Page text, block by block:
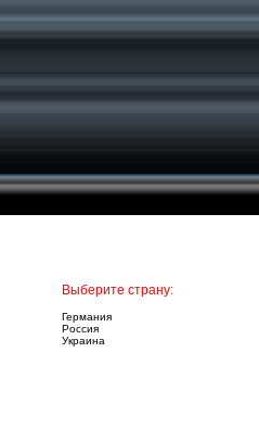
Выберите страну:
Германия
Россия
Украина